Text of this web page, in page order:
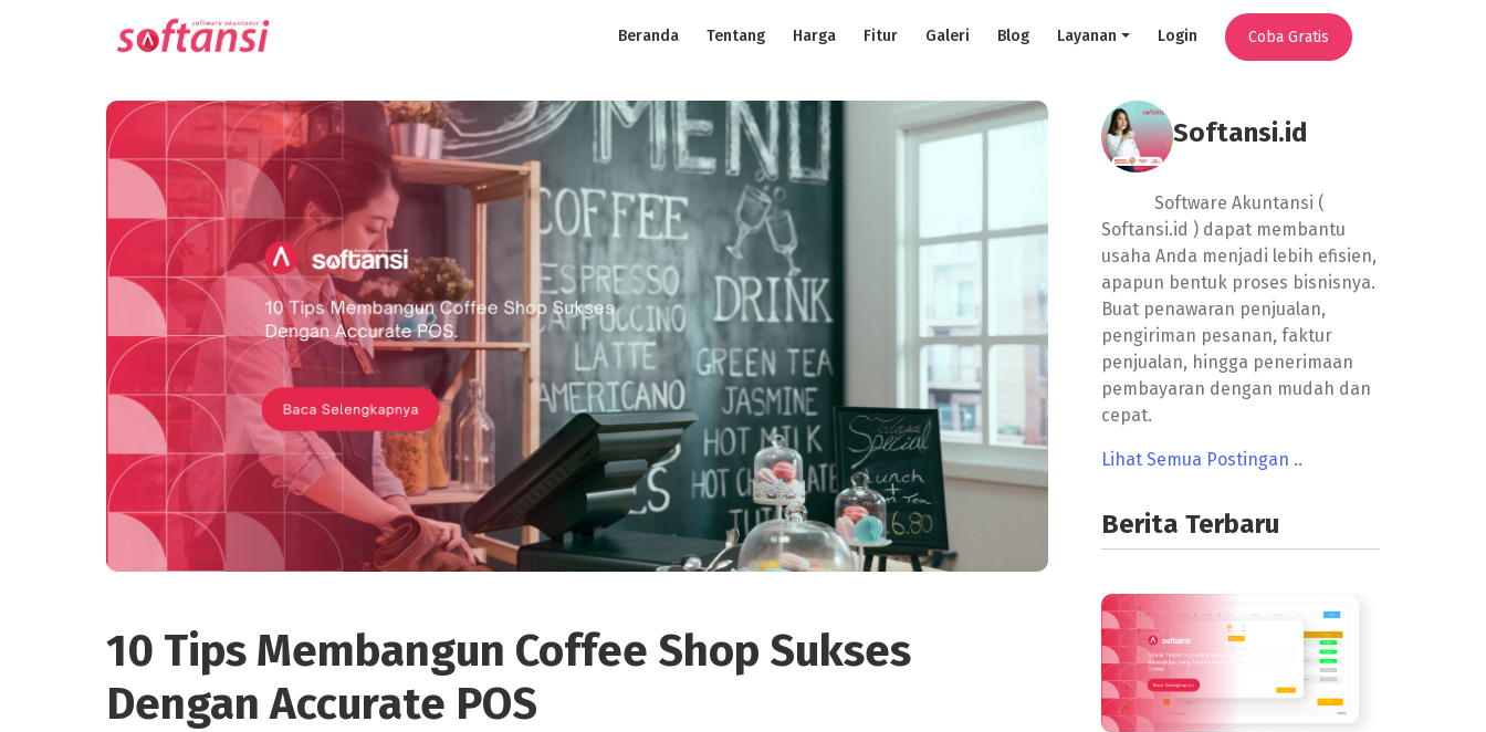
Beranda Tentang Harga Fitur Galeri Blog Layanan Login Coba Gratis
10 Tips Membangun Coffee Shop Sukses
Dengan Accurate POS
Softansi.id
Software Akuntansi (
Softansi.id ) dapat membantu
usaha Anda menjadi lebih efisien,
apapun bentuk proses bisnisnya.
Buat penawaran penjualan,
pengiriman pesanan, faktur
penjualan, hingga penerimaan
pembayaran dengan mudah dan
cepat.
Lihat Semua Postingan ..
Berita Terbaru